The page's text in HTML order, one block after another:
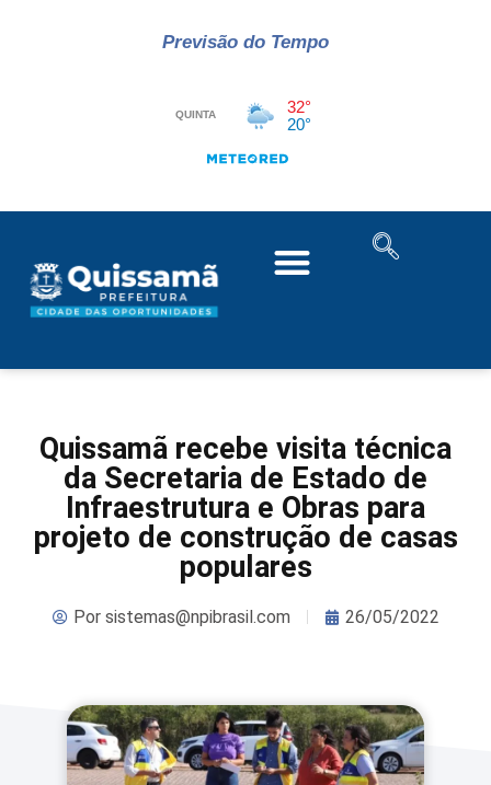
Previsão do Tempo
Quissamã recebe visita técnica
da Secretaria de Estado de
Infraestrutura e Obras para
projeto de construção de casas
populares
Porsistemas@npibrasil.com 26/05/2022